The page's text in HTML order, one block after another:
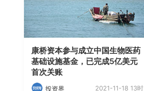
康桥资本参与成立中国生物医药
基础设施基金，已完成5亿美元
首次关账
投资界 2021-11-18 13时